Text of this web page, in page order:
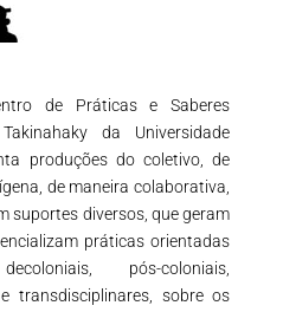
de Práticas e Saberes
da Universidade
produções do coletivo, de
de maneira colaborativa,
suportes diversos, que geram
práticas orientadas
pós-coloniais,
transdisciplinares, sobre os